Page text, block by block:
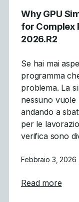
Why GPU
for Complex
2026.R2
Se hai mai
programma
problema. La
nessuno
andando a
per le
verifica sono
Febbraio 3, 2026
Read more